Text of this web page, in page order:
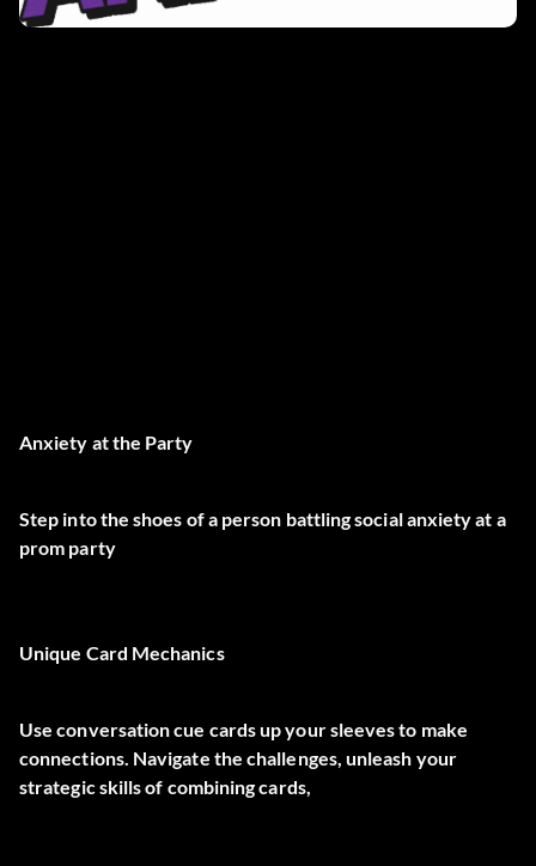
Anxiety at the Party
Step into the shoes of a person battling social anxiety at a
prom party
Unique Card Mechanics
Use conversation cue cards up your sleeves to make
connections. Navigate the challenges, unleash your
strategic skills of combining cards,